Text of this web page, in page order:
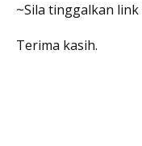
~Sila tinggalkan
Terima kasih.